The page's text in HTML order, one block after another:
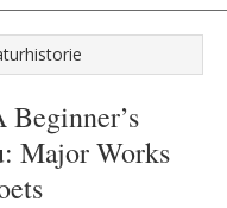
Major Works